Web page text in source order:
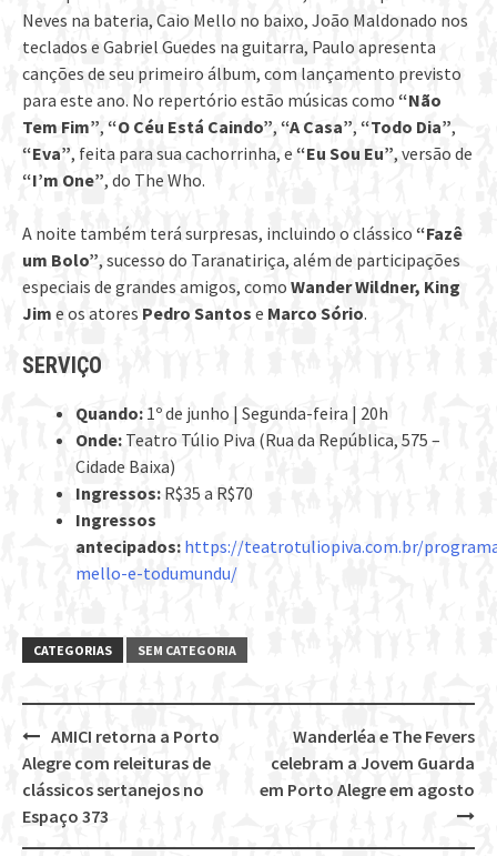
Neves na bateria, Caio Mello no baixo, João Maldonado nos
teclados e Gabriel Guedes na guitarra, Paulo apresenta
canções de seu primeiro álbum, com lançamento previsto
para este ano. No repertório estão músicas como “Não
Tem Fim”, “O Céu Está Caindo”, “A Casa”, “Todo Dia”,
“Eva”, feita para sua cachorrinha, e “Eu Sou Eu”, versão de
“I’m One”, do The Who.
A noite também terá surpresas, incluindo o clássico “Fazê
um Bolo”, sucesso do Taranatiriça, além de participações
especiais de grandes amigos, como Wander Wildner, King
Jim e os atores Pedro Santos e Marco Sório.
SERVIÇO
Quando: 1º de junho | Segunda-feira | 20h
Onde: Teatro Túlio Piva (Rua da República, 575 –
Cidade Baixa)
Ingressos: R$35 a R$70
Ingressos
antecipados: https://teatrotuliopiva.com.br/
mello-e-todumundu/
CATEGORIAS SEM CATEGORIA
Post
navigation
Wanderléa e The Fevers
celebram a Jovem Guarda
em Porto Alegre em agosto
AMICI retorna a Porto
Alegre com releituras de
clássicos sertanejos no
Espaço 373